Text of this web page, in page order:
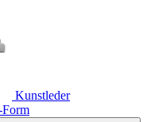
Kunstleder
Form